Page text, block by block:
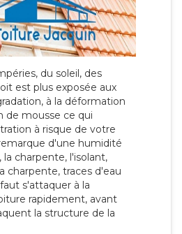
du soleil, des
est plus exposée aux
à la déformation
de mousse ce qui
à risque de votre
d'une humidité
la charpente, l'isolant,
charpente, traces d'eau
s'attaquer à la
rapidement, avant
la structure de la